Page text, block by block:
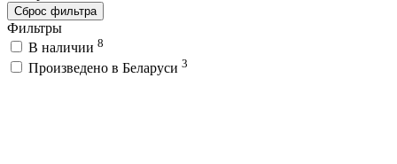
Сброс фильтра
Фильтры
В наличии 8
Произведено в Беларуси 3